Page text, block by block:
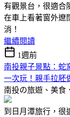
有觀景台，很適合
在車上看著窗外遼
消！
繼續閱讀
1週前
南投親子景點：蛇
一次玩！親手拉胚
南投の旅遊、美食
到日月潭旅行，很